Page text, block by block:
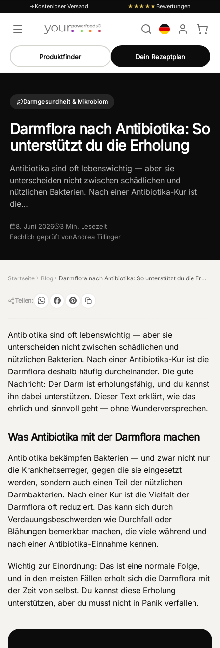
Kostenloser Versand ★★★★★ Bewertungen
Produktfinder Dein Rezeptplan
Darmgesundheit & Mikrobiom
Darmflora nach Antibiotika: So
unterstützt du die Erholung
Antibiotika sind oft lebenswichtig — aber sie
unterscheiden nicht zwischen schädlichen und
nützlichen Bakterien. Nach einer Antibiotika-Kur ist
die…
8. Juni 2026 3 Min. Lesezeit
Fachlich geprüft vonAndrea Tillinger
Startseite Blog Darmflora nach Antibiotika: So unterstützt du die Erholung
Teilen:
Antibiotika sind oft lebenswichtig — aber sie
unterscheiden nicht zwischen schädlichen und
nützlichen Bakterien. Nach einer Antibiotika-Kur ist die
Darmflora deshalb häufig durcheinander. Die gute
Nachricht: Der Darm ist erholungsfähig, und du kannst
ihn dabei unterstützen. Dieser Text erklärt, wie das
ehrlich und sinnvoll geht — ohne Wunderversprechen.
Was Antibiotika mit der Darmflora machen
Antibiotika bekämpfen Bakterien — und zwar nicht nur
die Krankheitserreger, gegen die sie eingesetzt
werden, sondern auch einen Teil der nützlichen
Darmbakterien. Nach einer Kur ist die Vielfalt der
Darmflora oft reduziert. Das kann sich durch
Verdauungsbeschwerden wie Durchfall oder
Blähungen bemerkbar machen, die viele während und
nach einer Antibiotika-Einnahme kennen.
Wichtig zur Einordnung: Das ist eine normale Folge,
und in den meisten Fällen erholt sich die Darmflora mit
der Zeit von selbst. Du kannst diese Erholung
unterstützen, aber du musst nicht in Panik verfallen.